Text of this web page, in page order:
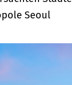
Seoul